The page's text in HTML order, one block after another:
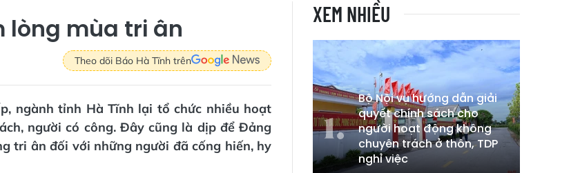
lòng mùa tri ân
Theo dõi Báo Hà Tĩnh trên
ngành tỉnh Hà Tĩnh lại tổ chức nhiều hoạt
người có công. Đây cũng là dịp để Đảng
tri ân đối với những người đã cống hiến, hy
XEM NHIỀU
Bộ Nội vụ hướng dẫn giải
quyết chính sách cho
người hoạt động không
chuyên trách ở thôn, TDP
nghỉ việc